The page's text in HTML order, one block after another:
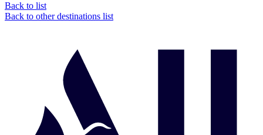
Back to list
Back to other destinations list